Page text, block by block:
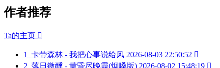
作者推荐
Ta的主页 
1 卡带森林 - 我把心事说给风 2026-08-03 22:50:52 
2 落日微醺 - 黄昏尽晚霞(烟嗓版) 2026-08-02 15:48:19 